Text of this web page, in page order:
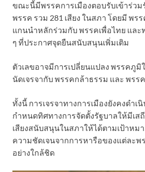
ขณะนี้มีพรรคการเมืองตอบรับเข้าร่วม
พรรค รวม 281 เสียง ในสภา โดยมี พร
แกนนำหลักร่วมกับ พรรคเพื่อไทย แล
ๆ ที่ประกาศจุดยืนสนับสนุนเพิ่มเติม
ตัวเลขอาจมีการเปลี่ยนแปลง พรรคภูมิ
นัดเจรจากับ พรรคกล้าธรรม และ พรร
ทั้งนี้ การเจรจาทางการเมืองยังคงดำเ
กำหนดทิศทางการจัดตั้งรัฐบาลให้มีเส
เสียงสนับสนุนในสภาให้ได้ตามเป้าหม
ความชัดเจนจากการหารือของแต่ละพ
อย่างใกล้ชิด